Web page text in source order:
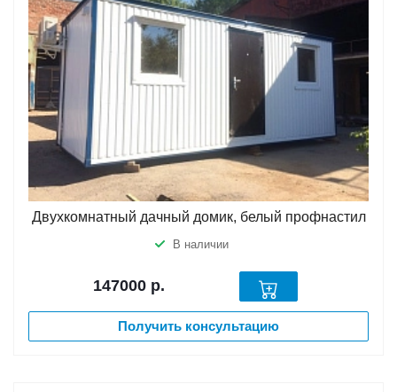
Двухкомнатный дачный домик, белый профнастил
В наличии
147000 р.
Получить консультацию